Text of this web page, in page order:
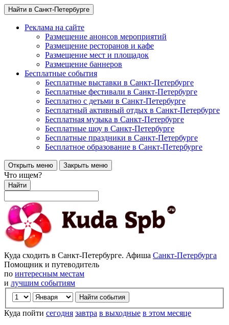
Найти в Санкт-Петербурге
Реклама на сайте
Размещение анонсов мероприятий
Размещение ресторанов и кафе
Размещение мест и площадок
Размещение баннеров
Бесплатные события
Бесплатные выставки в Санкт-Петербурге
Бесплатные фестивали в Санкт-Петербурге
Бесплатно с детьми в Санкт-Петербурге
Бесплатный активный отдых в Санкт-Петербурге
Бесплатная музыка в Санкт-Петербурге
Бесплатные шоу в Санкт-Петербурге
Бесплатные праздники в Санкт-Петербурге
Бесплатное образование в Санкт-Петербурге
Открыть меню Закрыть меню
Что ищем?
Найти
Куда сходить в Санкт-Петербурге. Афиша Санкт-Петербурга
Помощник и путеводитель
по интересным местам
и лучшим событиям
Куда пойти сегодня завтра в выходные в этом месяце